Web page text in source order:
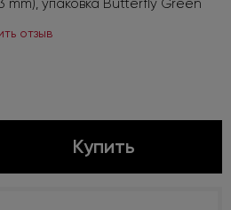
mm), упаковка Butterfly Green
отзыв
Купить